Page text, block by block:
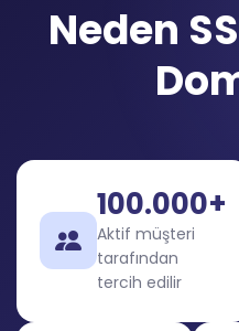
Neden
100.000+
Aktif müşteri
tarafından
tercih edilir